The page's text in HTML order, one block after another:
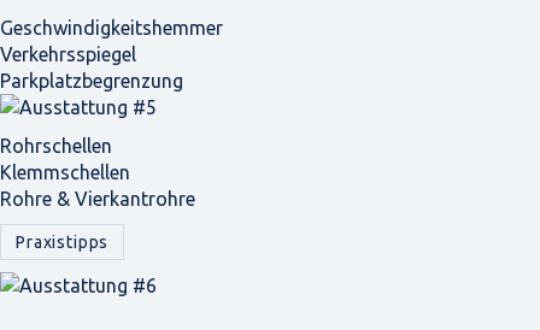
Geschwindigkeits­hemmer
Verkehrsspiegel
Parkplatz­begrenzung
Rohrschellen
Klemmschellen
Rohre & Vierkantrohre
Praxistipps